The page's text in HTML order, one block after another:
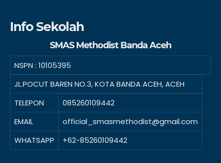
Info Sekolah
SMAS Methodist Banda Aceh
NSPN : 10105395
JL.POCUT BAREN NO.3, KOTA BANDA ACEH, ACEH
TELEPON
085260109442
EMAIL
official_smasmethodist@gmail.com
WHATSAPP
+62-85260109442